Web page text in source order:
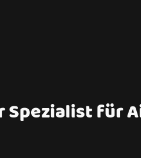
Spezialist für